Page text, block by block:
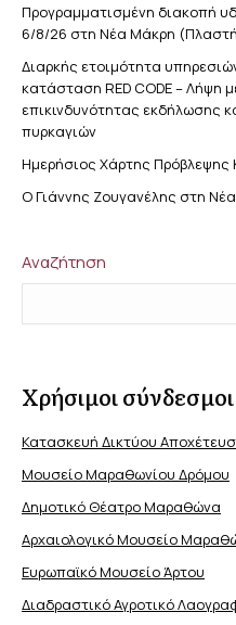
Προγραμματισμένη διακοπή
6/8/26 στη Νέα Μάκρη
Διαρκής ετοιμότητα
κατάσταση RED CODE – Λήψη
επικινδυνότητας εκδήλωσης
πυρκαγιών
Ημερήσιος Χάρτης Πρόβλεψης
Ο Γιάννης Ζουγανέλης στη
Αναζήτηση
Χρήσιμοι σύνδεσμοι
Κατασκευή Δικτύου
Μουσείο Μαραθωνίου Δρόμου
Δημοτικό Θέατρο Μαραθώνα
Αρχαιολογικό Μουσείο
Ευρωπαϊκό Μουσείο Άρτου
Διαδραστικό Αγροτικό